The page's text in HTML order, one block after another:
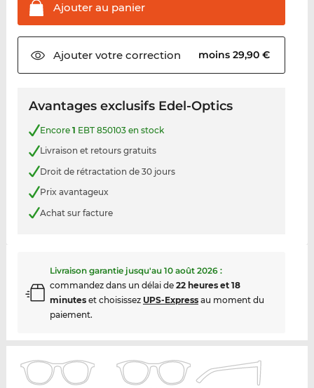
Ajouter au panier
Ajouter votrecorrection moins 29,90 €
Avantages exclusifs Edel-Optics
Encore 1 EBT 850103 en stock
Livraison et retours gratuits
Droit de rétractation de 30 jours
Prix avantageux
Achat sur facture
Livraison garantie jusqu'au 10 août 2026:
commandez dans un délai de 22 heures et 18
minuteset choisissez UPS-Expressau moment du
paiement.